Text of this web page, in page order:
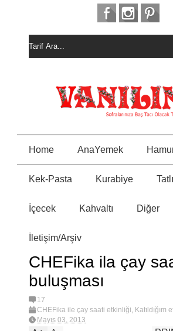
Home AnaYemek
Kek-Pasta Kurabiye Tatlı
İçecek Kahvaltı Diğer
İletişim/Arşiv
CHEFika ila çay
buluşması
17
CHEFika ile çay saati etkinliği, Katıldığım
Mayıs 03, 2013